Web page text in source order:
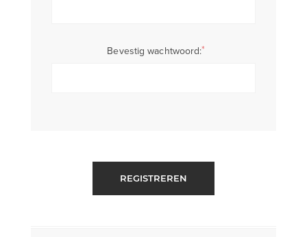
Bevestig wachtwoord:*
REGISTREREN